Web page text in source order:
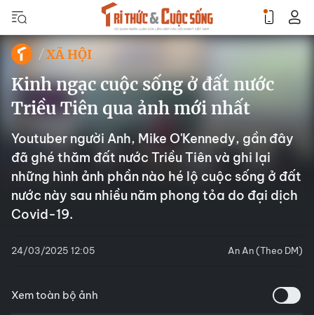
XÃ HỘI
Kinh ngạc cuộc sống ở đất nước
Triều Tiên qua ảnh mới nhất
Youtuber người Anh, Mike O'Kennedy, gần đây
đã ghé thăm đất nước Triều Tiên và ghi lại
những hình ảnh phần nào hé lộ cuộc sống ở đất
nước này sau nhiều năm phong tỏa do đại dịch
Covid-19.
24/03/2025 12:05 An An (Theo DM)
Xem toàn bộ ảnh